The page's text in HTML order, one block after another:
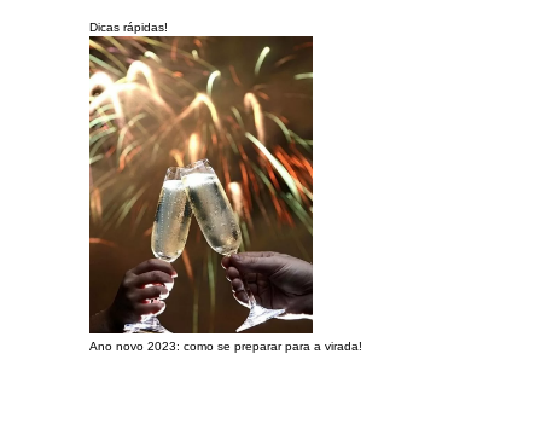
Dicas rápidas!
Ano novo 2023: como se preparar para a virada!